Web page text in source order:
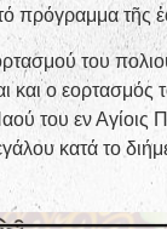
πρόγραμμα τῆς
του
και ο εορτασμός
του εν Αγίοις
κατά το